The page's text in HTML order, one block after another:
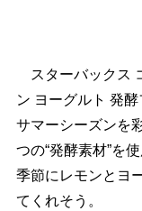
スターバックス
ン ヨーグルト 発
サマーシーズンを
つの“発酵素材”を
季節にレモンとヨ
てくれそう。